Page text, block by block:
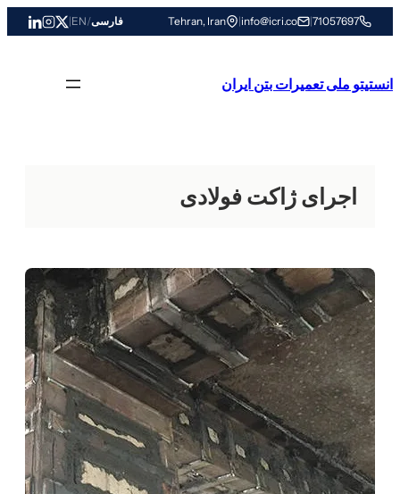
به
71057697
|
info@icri.co
|
Tehran, Iran فارسی/
EN
|
انستیتو ملی تعمیرات بتن ایران
اجرای ژاکت فولادی